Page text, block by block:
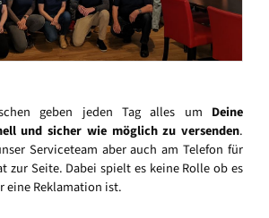
geben jeden Tag alles um Deine
und sicher wie möglich zu versenden.
Serviceteam aber auch am Telefon für
zur Seite. Dabei spielt es keine Rolle ob es
eine Reklamation ist.